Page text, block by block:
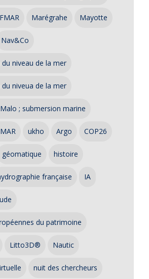
Marégrahe Mayotte
Nav&Co
niveau de la mer
niveua de la mer
; submersion marine
ukho Argo COP26
géomatique histoire
française IA
du patrimoine
Litto3D® Nautic
nuit des chercheurs